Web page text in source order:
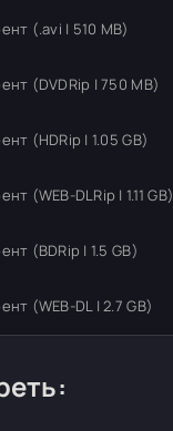
(.avi | 510 MB)
(DVDRip | 750 MB)
(HDRip | 1.05 GB)
(WEB-DLRip | 1.11 GB)
(BDRip | 1.5 GB)
(WEB-DL | 2.7 GB)